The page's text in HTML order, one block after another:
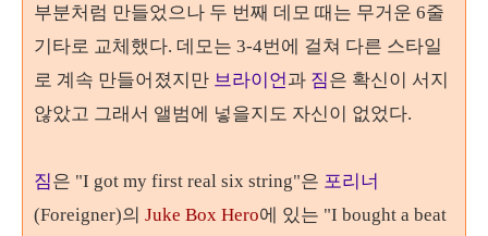
부분처럼 만들었으나 두 번째 데모 때는 무거운 6줄
기타로 교체했다. 데모는 3-4번에 걸쳐 다른 스타일
로 계속 만들어졌지만 브라이언과 짐은 확신이 서지
않았고 그래서 앨범에 넣을지도 자신이 없었다.
짐은 "I got my first real six string"은 포리너
(Foreigner)의 Juke Box Hero에 있는 "I bought a beat